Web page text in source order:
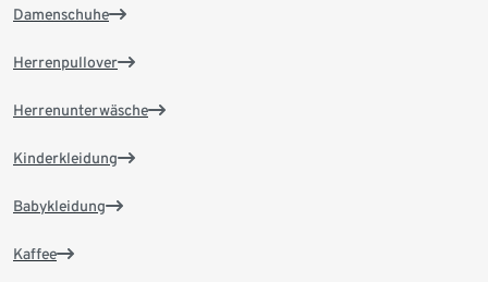
Damenschuhe
Herrenpullover
Herrenunterwäsche
Kinderkleidung
Babykleidung
Kaffee